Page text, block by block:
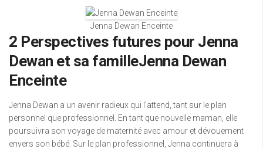
Jenna Dewan Enceinte
2 Perspectives futures pour Jenna
Dewan et sa familleJenna Dewan
Enceinte
Jenna Dewan a un avenir radieux qui l’attend, tant sur le plan
personnel que professionnel. En tant que nouvelle maman, elle
poursuivra son voyage de maternité avec amour et dévouement
envers son bébé. Sur le plan professionnel, Jenna continuera à